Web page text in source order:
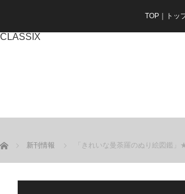
TOP｜トッ
CLASSIX
ホーム 新刊情報 「きれいな曼荼羅のぬり絵図鑑